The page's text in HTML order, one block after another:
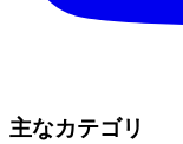
主なカテゴリ